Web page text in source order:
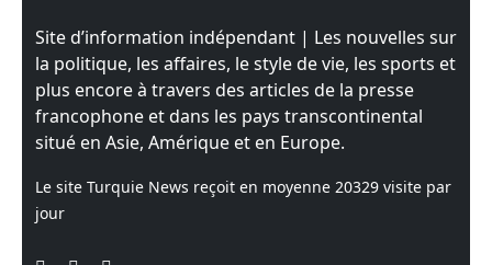
Site d’information indépendant | Les nouvelles sur
la politique, les affaires, le style de vie, les sports et
plus encore à travers des articles de la presse
francophone et dans les pays transcontinental
situé en Asie, Amérique et en Europe.
Le site Turquie News reçoit en moyenne 20329 visite par
jour